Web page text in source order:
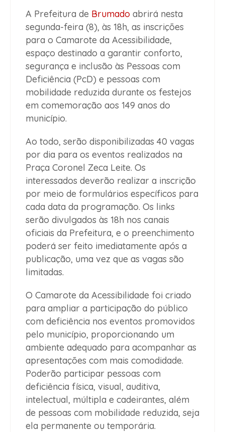
A Prefeitura de Brumado abrirá nesta
segunda-feira (8), às 18h, as inscrições
para o Camarote da Acessibilidade,
espaço destinado a garantir conforto,
segurança e inclusão às Pessoas com
Deficiência (PcD) e pessoas com
mobilidade reduzida durante os festejos
em comemoração aos 149 anos do
município.
Ao todo, serão disponibilizadas 40 vagas
por dia para os eventos realizados na
Praça Coronel Zeca Leite. Os
interessados deverão realizar a inscrição
por meio de formulários específicos para
cada data da programação. Os links
serão divulgados às 18h nos canais
oficiais da Prefeitura, e o preenchimento
poderá ser feito imediatamente após a
publicação, uma vez que as vagas são
limitadas.
O Camarote da Acessibilidade foi criado
para ampliar a participação do público
com deficiência nos eventos promovidos
pelo município, proporcionando um
ambiente adequado para acompanhar as
apresentações com mais comodidade.
Poderão participar pessoas com
deficiência física, visual, auditiva,
intelectual, múltipla e cadeirantes, além
de pessoas com mobilidade reduzida, seja
ela permanente ou temporária.